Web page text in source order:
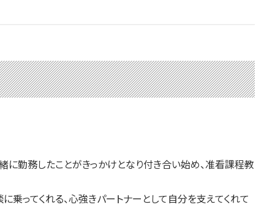
勤務したことがきっかけとなり付き合い始め、准看課程教
ってくれる、心強きパートナーとして自分を支えてくれて